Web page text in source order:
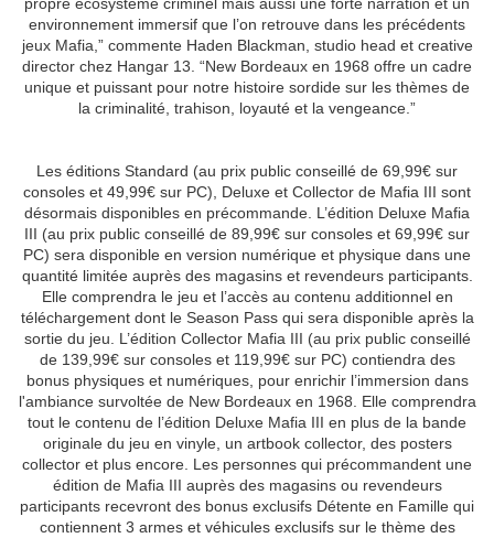
environnement immersif que l’on retrouve dans les précédents
jeux Mafia,” commente Haden Blackman, studio head et creative
director chez Hangar 13. “New Bordeaux en 1968 offre un cadre
unique et puissant pour notre histoire sordide sur les thèmes de
la criminalité, trahison, loyauté et la vengeance.”
Les éditions Standard (au prix public conseillé de 69,99€ sur
consoles et 49,99€ sur PC), Deluxe et Collector de Mafia III sont
désormais disponibles en précommande. L’édition Deluxe Mafia
III (au prix public conseillé de 89,99€ sur consoles et 69,99€ sur
PC) sera disponible en version numérique et physique dans une
quantité limitée auprès des magasins et revendeurs participants.
Elle comprendra le jeu et l’accès au contenu additionnel en
téléchargement dont le Season Pass qui sera disponible après la
sortie du jeu. L’édition Collector Mafia III (au prix public conseillé
de 139,99€ sur consoles et 119,99€ sur PC) contiendra des
bonus physiques et numériques, pour enrichir l’immersion dans
l'ambiance survoltée de New Bordeaux en 1968. Elle comprendra
tout le contenu de l’édition Deluxe Mafia III en plus de la bande
originale du jeu en vinyle, un artbook collector, des posters
collector et plus encore. Les personnes qui précommandent une
édition de Mafia III auprès des magasins ou revendeurs
participants recevront des bonus exclusifs Détente en Famille qui
contiennent 3 armes et véhicules exclusifs sur le thème des